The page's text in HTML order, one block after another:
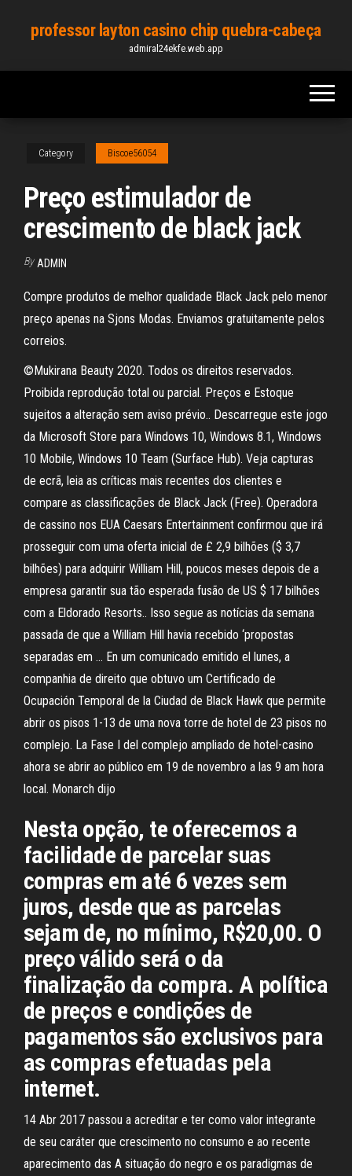
content
professor layton casino chip quebra-cabeça
admiral24ekfe.web.app
Category Biscoe56054
Preço estimulador de
crescimento de black jack
By ADMIN
Compre produtos de melhor qualidade Black Jack pelo menor
preço apenas na Sjons Modas. Enviamos gratuitamente pelos
correios.
©Mukirana Beauty 2020. Todos os direitos reservados.
Proibida reprodução total ou parcial. Preços e Estoque
sujeitos a alteração sem aviso prévio.. Descarregue este jogo
da Microsoft Store para Windows 10, Windows 8.1, Windows
10 Mobile, Windows 10 Team (Surface Hub). Veja capturas
de ecrã, leia as críticas mais recentes dos clientes e
compare as classificações de Black Jack (Free). Operadora
de cassino nos EUA Caesars Entertainment confirmou que irá
prosseguir com uma oferta inicial de £ 2,9 bilhões ($ 3,7
bilhões) para adquirir William Hill, poucos meses depois de a
empresa garantir sua tão esperada fusão de US $ 17 bilhões
com a Eldorado Resorts.. Isso segue as notícias da semana
passada de que a William Hill havia recebido ‘propostas
separadas em … En um comunicado emitido el lunes, a
companhia de direito que obtuvo um Certificado de
Ocupación Temporal de la Ciudad de Black Hawk que permite
abrir os pisos 1-13 de uma nova torre de hotel de 23 pisos no
complejo. La Fase I del complejo ampliado de hotel-casino
ahora se abrir ao público em 19 de novembro a las 9 am hora
local. Monarch dijo
Nesta opção, te oferecemos a
facilidade de parcelar suas
compras em até 6 vezes sem
juros, desde que as parcelas
sejam de, no mínimo, R$20,00. O
preço válido será o da
finalização da compra. A política
de preços e condições de
pagamentos são exclusivos para
as compras efetuadas pela
internet.
14 Abr 2017 passou a acreditar e ter como valor integrante
de seu caráter que crescimento no consumo e ao recente
aparecimento das A situação do negro e os paradigmas de